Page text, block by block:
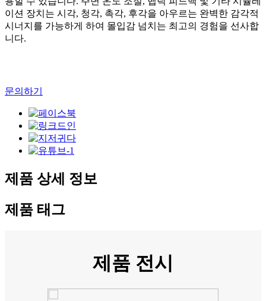
이션 장치는 시각, 청각, 촉각, 후각을 아우르는 완벽한 감각적
시너지를 가능하게 하여 몰입감 넘치는 최고의 경험을 선사합
니다.
문의하기
제품 상세 정보
제품 태그
제품 전시